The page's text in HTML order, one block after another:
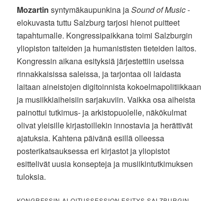
Mozartin syntymäkaupunkina jaSound of Music-
elokuvasta tuttu Salzburg tarjosi hienot puitteet
tapahtumalle. Kongressipaikkana toimi Salzburgin
yliopiston taiteiden ja humanististen tieteiden laitos.
Kongressin aikana esityksiä järjestettiin useissa
rinnakkaisissa saleissa, ja tarjontaa oli laidasta
laitaan aineistojen digitoinnista kokoelmapolitiikkaan
ja musiikkiaiheisiin sarjakuviin. Vaikka osa aiheista
painottui tutkimus- ja arkistopuolelle, näkökulmat
olivat yleisille kirjastoillekin innostavia ja herättivät
ajatuksia. Kahtena päivänä esillä olleessa
posterikatsauksessa eri kirjastot ja yliopistot
esittelivät uusia konsepteja ja musiikintutkimuksen
tuloksia.